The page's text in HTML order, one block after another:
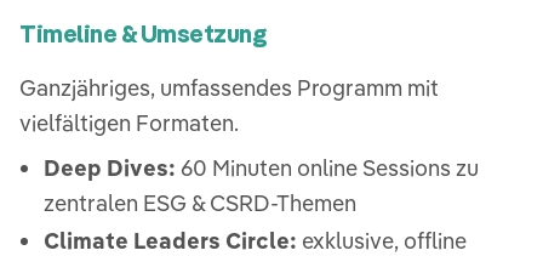
Timeline & Umsetzung
Ganzjähriges, umfassendes Programm mit
vielfältigen Formaten.
Deep Dives: 60 Minuten online Sessions zu
zentralen ESG & CSRD-Themen
Climate Leaders Circle: exklusive, offline